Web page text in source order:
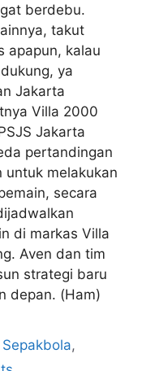
berdebu.
takut
apapun, kalau
ya
Jakarta
Villa 2000
Jakarta
pertandingan
untuk melakukan
secara
di markas Villa
Aven dan tim
strategi baru
depan. (Ham)
Sepakbola,